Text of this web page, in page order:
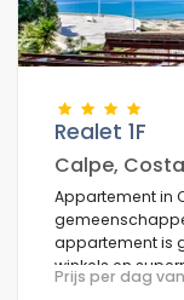
Realet 1F
Calpe,
Appartement in
appartement is
winkels en
het strand Cala
Prijs per dag